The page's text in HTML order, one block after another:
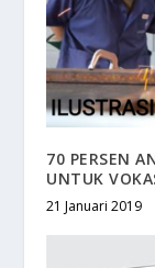
70 PERSEN
UNTUK
21 Januari 2019